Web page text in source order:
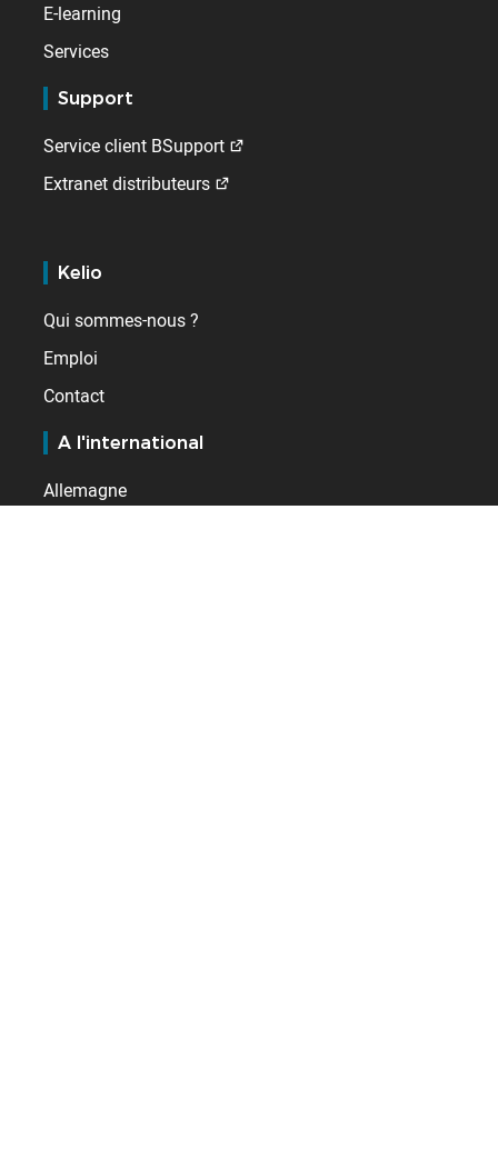
E-learning
Services
Support
Service client BSupport
Extranet distributeurs
Kelio
Qui sommes-nous ?
Emploi
Contact
A l'international
Allemagne